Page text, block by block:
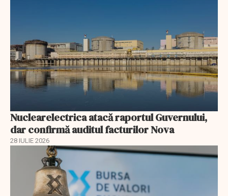
Nuclearelectrica atacă raportul Guvernului,
dar confirmă auditul facturilor Nova
28 IULIE 2026